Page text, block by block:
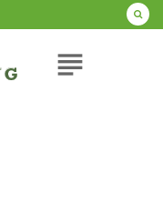
subject